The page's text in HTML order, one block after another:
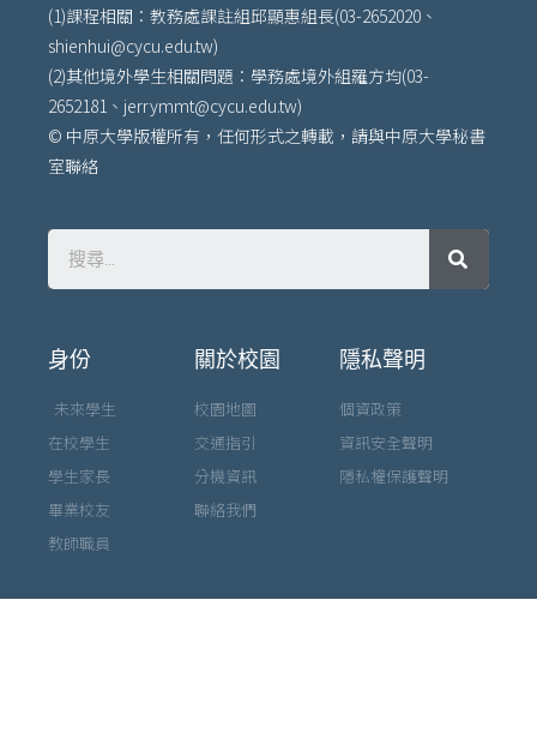
(1)課程相關：教務處課註組邱顯惠組長(03-2652020、
shienhui@cycu.edu.tw)
(2)其他境外學生相關問題：學務處境外組羅方均(03-
2652181、jerrymmt@cycu.edu.tw)
© 中原大學版權所有，任何形式之轉載，請與中原大學秘書
室聯絡
身份
未來學生
在校學生
學生家長
畢業校友
教師職員
關於校園
校園地圖
交通指引
分機資訊
聯絡我們
隱私聲明
個資政策
資訊安全聲明
隱私權保護聲明